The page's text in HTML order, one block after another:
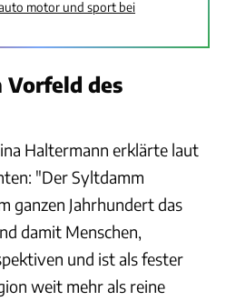
motor und sport bei
Vorfeld des
Haltermann erklärte laut
"Der Syltdamm
ganzen Jahrhundert das
damit Menschen,
und ist als fester
weit mehr als reine